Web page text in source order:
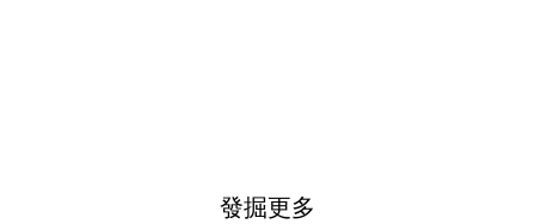
發掘更多